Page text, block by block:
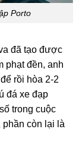
Porto
đã tạo được
phạt đền, anh
rồi hòa 2-2
đá xe đạp
trong cuộc
còn lại là